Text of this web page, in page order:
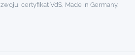
certyfikat VdS, Made in Germany.